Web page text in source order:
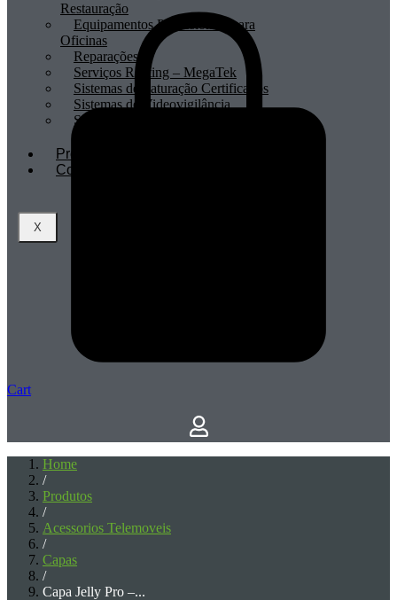
Restauração
Equipamentos Profissionais para
Oficinas
Reparações
Serviços Renting – MegaTek
Sistemas de Faturação Certificados
Sistemas de Videovigilância
Sistemas POS
Profissionais
Contactos
X
Cart
Home
/
Produtos
/
Acessorios Telemoveis
/
Capas
/
Capa Jelly Pro –...